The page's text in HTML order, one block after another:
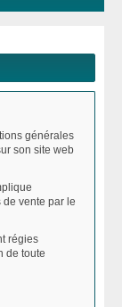
générales
son site web
de vente par le
régies
de toute